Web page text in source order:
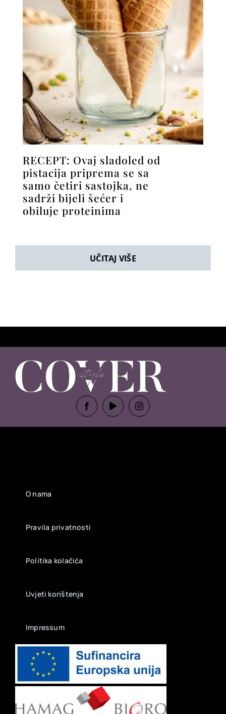
RECEPT: Ovaj sladoled od
pistacija priprema se sa
samo četiri sastojka, ne
sadrži bijeli šećer i
obiluje proteinima
UČITAJ VIŠE
O nama
Pravila privatnosti
Politika kolačića
Uvjeti korištenja
Impressum